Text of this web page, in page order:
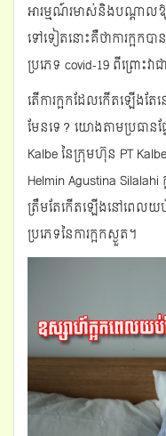
អារម្មណ៍រមាស់និងបណ្តាលឱ្យ
ទៅទៀតនោះគឺថាការក្អកប
ប្រភេទ covid-19 ពីព្រោះវា
តើការក្អកដែលកើតឡើងត
មែនទេ? យោងតាមប្រធានផ្ន
Kalbe នៃក្រុមហ៊ុន PT
Helmin Agustina
ត្រឹមតែកើតឡើងនៅពេលយប់
ប្រភេទនៃការក្អកស្ងួត។